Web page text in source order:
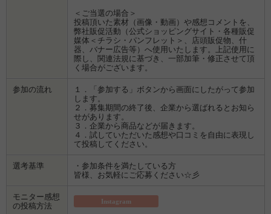
＜ご当選の場合＞
投稿頂いた素材（画像・動画）や感想コメントを、
弊社販促活動（公式ショッピングサイト・各種販促
媒体＜チラシ・パンフレット＞、店頭販促物、什
器、バナー広告等）へ使用いたします。上記使用に
際し、関連法規に基づき、一部加筆・修正させて頂
く場合がございます。
参加の流れ
１．「参加する」ボタンから画面にしたがって参加
します。
２．募集期間の終了後、企業から選ばれるとお知ら
せがあります。
３．企業から商品などが届きます。
４．試していただいた感想や口コミを自由に表現し
て投稿してください。
選考基準
・参加条件を満たしている方
皆様、お気軽にご応募ください☆彡
モニター感想
の投稿方法
Instagram